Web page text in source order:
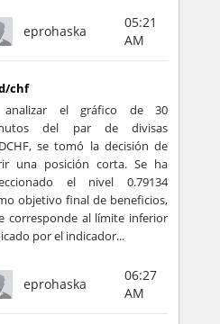
eprohaska
05:21
AM
chf
el gráfico de 30
del par de divisas
se tomó la decisión de
una posición corta. Se ha
el nivel 0.79134
objetivo final de beneficios,
corresponde al límite inferior
por el indicador...
eprohaska
06:27
AM